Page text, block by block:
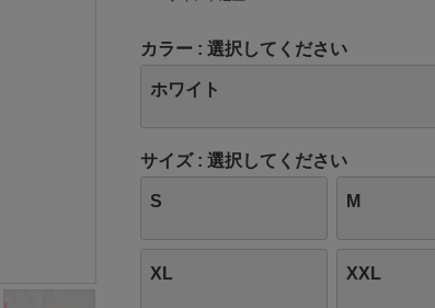
カラー 選択してください
ホワイト
サイズ 選択してください
S M
XL XXL